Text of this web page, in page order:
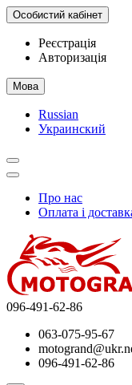
Особистий кабінет
Реєстрація
Авторизація
Мова
Russian
Украинский
Про нас
Оплата і
096-491-62-86
063-075-95-67
096-491-62-86